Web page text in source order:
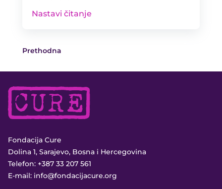
Nastavi čitanje
Prethodna
Fondacija Cure
Dolina 1, Sarajevo, Bosna i Hercegovina
Telefon: +387 33 207 561
E-mail: info@fondacijacure.org